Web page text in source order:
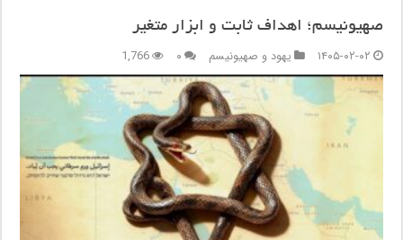
صهیونیسم؛ اهداف ثابت و ابزار متغیر
۱۴۰۵-۰۲-۰۲
یهود و صهیونیسم ۰ 1,766